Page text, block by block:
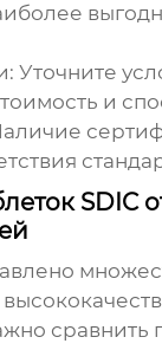
Уточните
и
SDIC
сравнить